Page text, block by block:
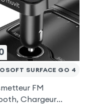
SURFACE GO 4
FM
Chargeur